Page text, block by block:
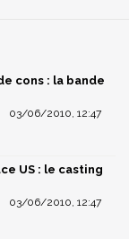
cons : la bande
03/06/2010, 12:47
US : le casting
03/06/2010, 12:47